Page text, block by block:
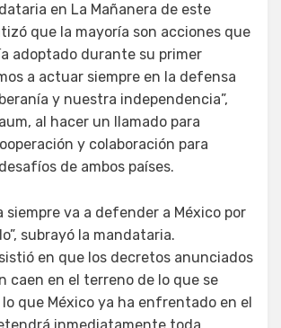
en La Mañanera de este
que la mayoría son acciones que
adoptado durante su primer
a actuar siempre en la defensa
y nuestra independencia”,
al hacer un llamado para
y colaboración para
de ambos países.
siempre va a defender a México por
subrayó la mandataria.
en que los decretos anunciados
caen en el terreno de lo que se
que México ya ha enfrentado en el